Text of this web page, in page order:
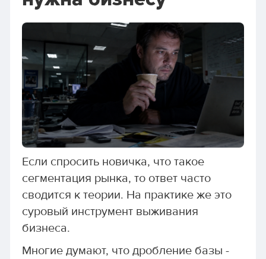
Если спросить новичка, что такое
сегментация рынка, то ответ часто
сводится к теории. На практике же это
суровый инструмент выживания
бизнеса.
Многие думают, что дробление базы -